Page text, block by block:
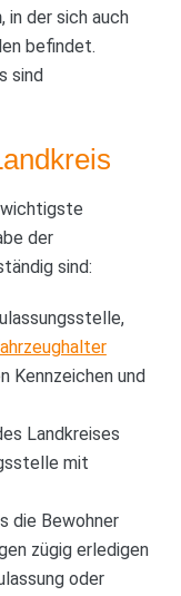
, in der sich auch
befindet.
sind
der
sind:
Kennzeichen und
Landkreises
mit
die Bewohner
zügig erledigen
oder